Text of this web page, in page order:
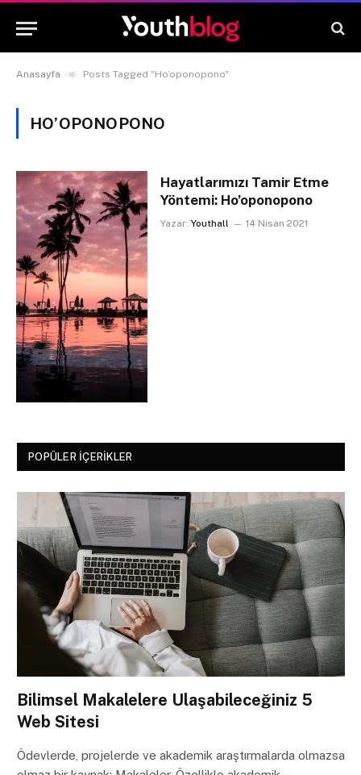
Anasayfa » Posts Tagged "Ho’oponopono"
HO’OPONOPONO
Hayatlarımızı Tamir Etme
Yöntemi: Ho’oponopono
Yazar: Youthall 14 Nisan 2021
POPÜLER İÇERIKLER
Bilimsel Makalelere Ulaşabileceğiniz 5
Web Sitesi
Ödevlerde, projelerde ve akademik araştırmalarda olmazsa